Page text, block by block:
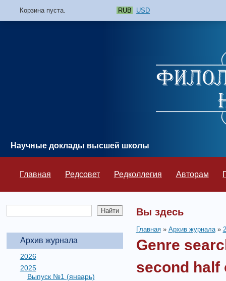
Корзина пуста. RUB USD
Научные доклады высшей школы
Главная Редсовет Редколлегия Авторам
Архив журнала
2026
2025
Выпуск №1 (январь)
Вы здесь
Главная» Архив журнала»
Genre
second half